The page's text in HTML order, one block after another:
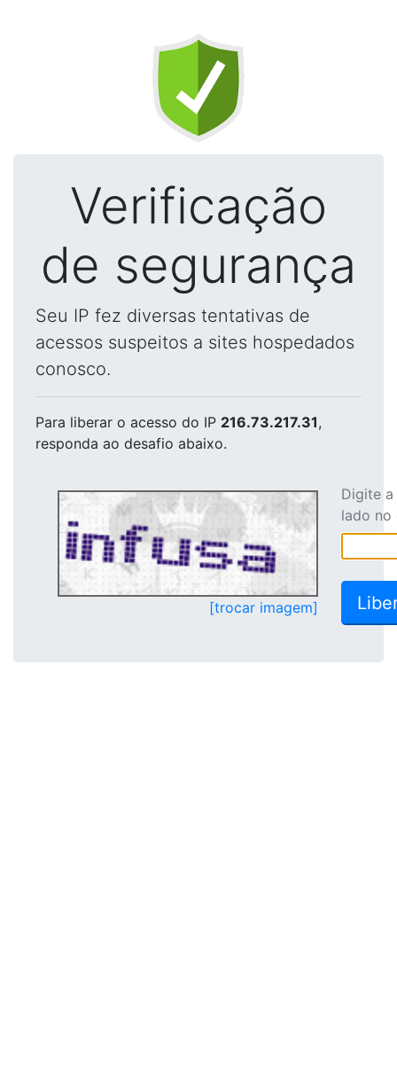
Verificação
de segurança
Seu IP fez diversas tentativas de
acessos suspeitos a sites hospedados
conosco.
Para liberar o acesso do IP 216.73.217.31,
responda ao desafio abaixo.
[trocar imagem]
Digite
lado no